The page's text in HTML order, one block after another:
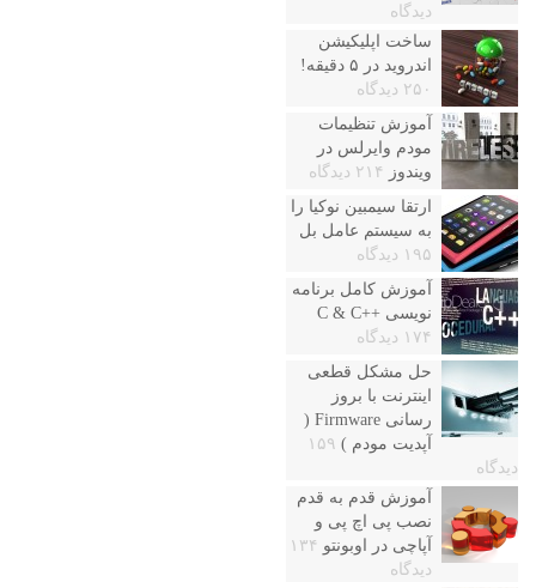
دیدگاه
ساخت اپلیکیشن
اندروید در ۵ دقیقه!
۲۵۰ دیدگاه
آموزش تنظیمات
مودم وایرلس در
ویندوز
۲۱۴ دیدگاه
ارتقا سیمبین نوکیا را
به سیستم عامل بل
۱۹۵ دیدگاه
آموزش کامل برنامه
نویسی ++C & C
۱۷۴ دیدگاه
حل مشکل قطعی
اینترنت با بروز
رسانی Firmware (
آپدیت مودم ) ۱۵۹
دیدگاه
آموزش قدم به قدم
نصب پی اچ پی و
آپاچی در اوبونتو ۱۳۴
دیدگاه